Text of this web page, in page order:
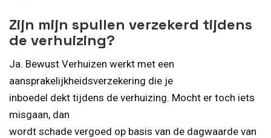
Zijn mijn spullen verzekerd tijdens
de verhuizing?
Ja. Bewust Verhuizen werkt met een
aansprakelijkheidsverzekering die je
inboedel dekt tijdens de verhuizing. Mocht er toch iets
misgaan, dan
wordt schade vergoed op basis van de dagwaarde van